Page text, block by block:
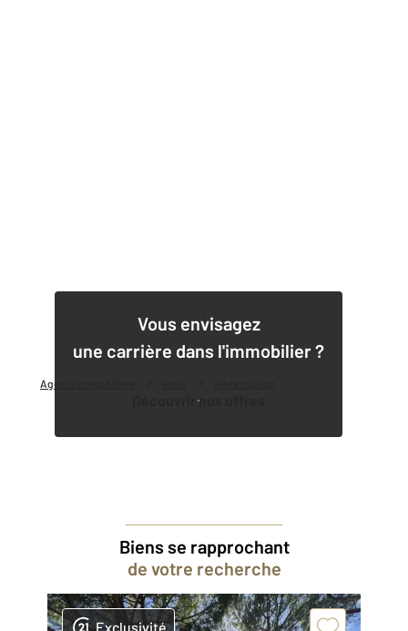
Agence immobilière
Vous envisagez
une carrière dans l'immobilier ?
Découvrir nos offres
1
Biens se rapprochant
de votre recherche
Exclusivité